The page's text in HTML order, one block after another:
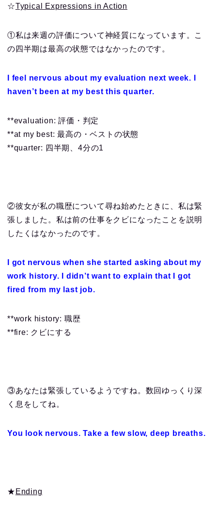
☆Typical Expressions in Action
①私は来週の評価について神経質になっています。こ
の四半期は最高の状態ではなかったのです。
I feel nervous about my evaluation next week. I
haven’t been at my best this quarter.
**evaluation: 評価・判定
**at my best: 最高の・ベストの状態
**quarter: 四半期、4分の1
②彼女が私の職歴について尋ね始めたときに、私は緊
張しました。私は前の仕事をクビになったことを説明
したくはなかったのです。
I got nervous when she started asking about my
work history. I didn’t want to explain that I got
fired from my last job.
**work history: 職歴
**fire: クビにする
③あなたは緊張しているようですね。数回ゆっくり深
く息をしてね。
You look nervous. Take a few slow, deep breaths.
★ Ending